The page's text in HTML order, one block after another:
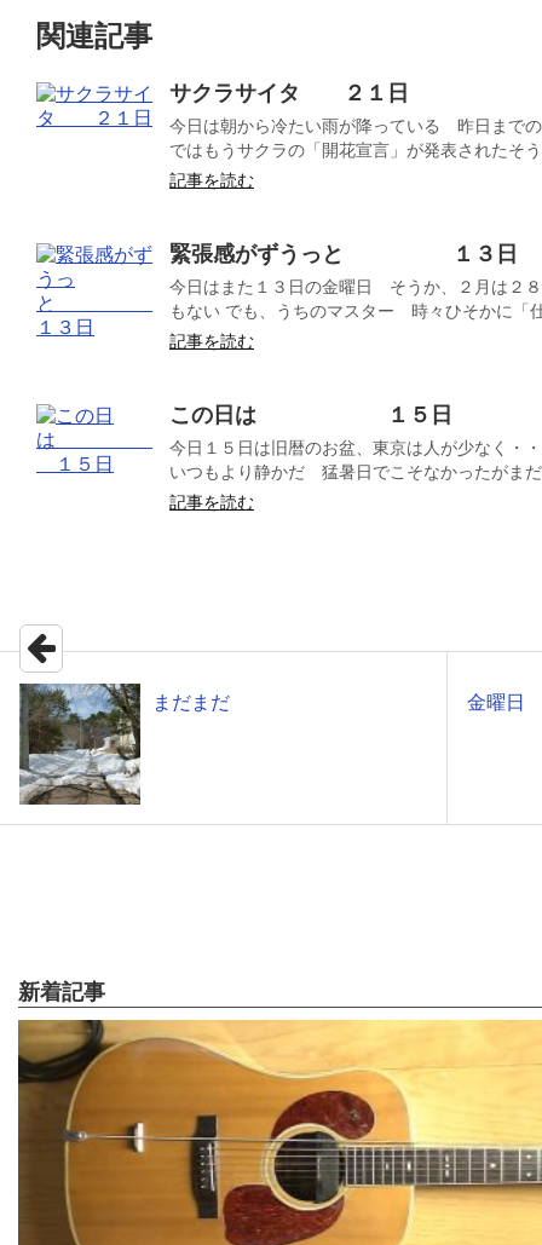
関連記事
サクラサイタ ２１日
今日は朝から冷たい雨が降っている 昨日まで
ではもうサクラの「開花宣言」が発表されたそ
記事を読む
緊張感がずうっと １３日
今日はまた１３日の金曜日 そうか、２月は２
もない でも、うちのマスター 時々ひそかに「
記事を読む
この日は １５日
今日１５日は旧暦のお盆、東京は人が少なく・
いつもより静かだ 猛暑日でこそなかったがま
記事を読む
まだまだ 金
新着記事